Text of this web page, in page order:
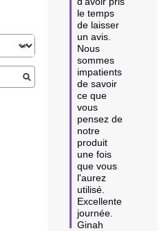
le temps
de laisser
un avis.
Nous
sommes
impatients
de savoir
ce que
vous
pensez de
notre
produit
une fois
que vous
l'aurez
utilisé.
Excellente
journée.
Ginah